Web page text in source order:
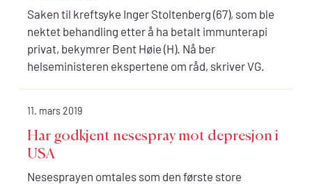
Saken til kreftsyke Inger Stoltenberg (67), som ble
nektet behandling etter å ha betalt immunterapi
privat, bekymrer Bent Høie (H). Nå ber
helseministeren ekspertene om råd, skriver VG.
11. mars 2019
Har godkjent nesespray mot depresjon i
USA
Nesesprayen omtales som den første store